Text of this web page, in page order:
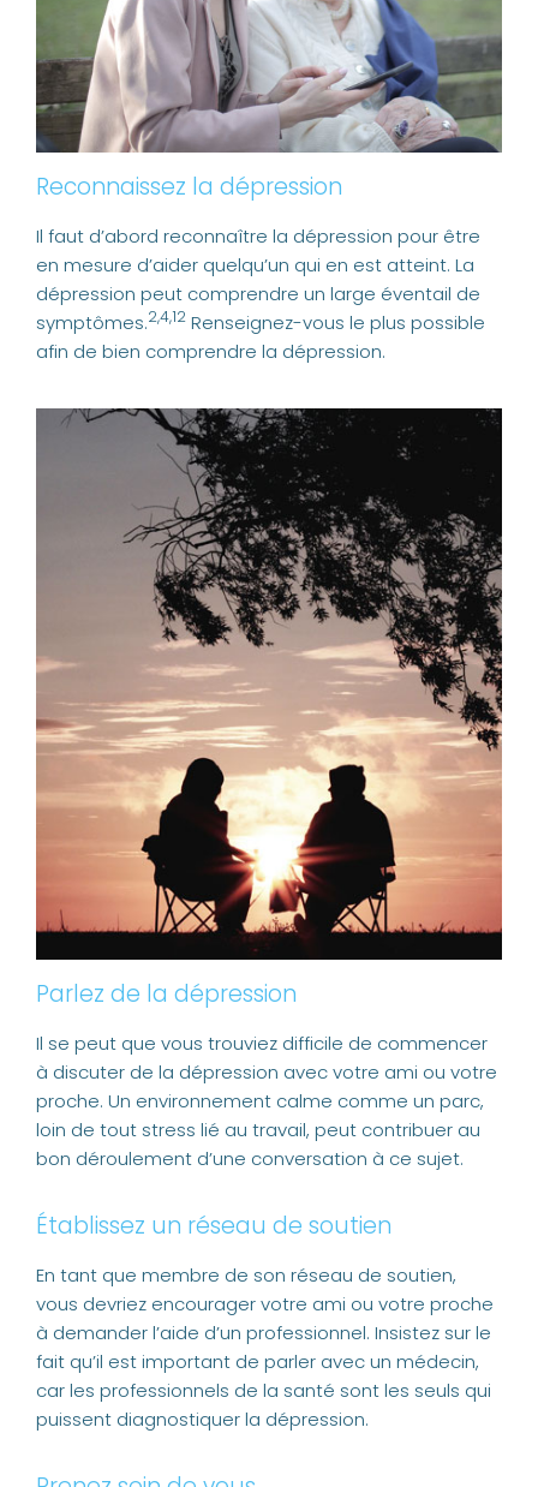
Reconnaissez la dépression
Il faut d’abord reconnaître la dépression pour être
en mesure d’aider quelqu’un qui en est atteint. La
dépression peut comprendre un large éventail de
symptômes.2,4,12 Renseignez-vous le plus possible
afin de bien comprendre la dépression.
Parlez de la dépression
Il se peut que vous trouviez difficile de commencer
à discuter de la dépression avec votre ami ou votre
proche. Un environnement calme comme un parc,
loin de tout stress lié au travail, peut contribuer au
bon déroulement d’une conversation à ce sujet.
Établissez un réseau de soutien
En tant que membre de son réseau de soutien,
vous devriez encourager votre ami ou votre proche
à demander l’aide d’un professionnel. Insistez sur le
fait qu’il est important de parler avec un médecin,
car les professionnels de la santé sont les seuls qui
puissent diagnostiquer la dépression.